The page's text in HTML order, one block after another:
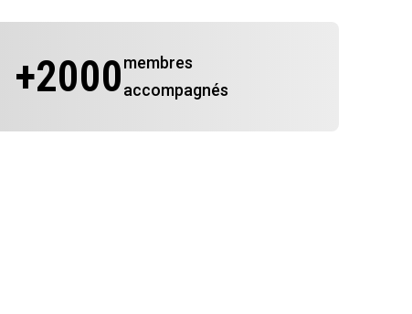
+2000membres
accompagnés